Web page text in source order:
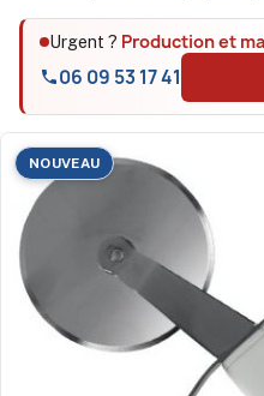
Urgent ? Production et
06 09 53 17 41
NOUVEAU